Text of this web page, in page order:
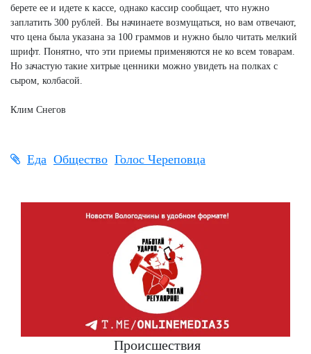
берете ее и идете к кассе, однако кассир сообщает, что нужно
заплатить 300 рублей. Вы начинаете возмущаться, но вам отвечают,
что цена была указана за 100 граммов и нужно было читать мелкий
шрифт. Понятно, что эти приемы применяются не ко всем товарам.
Но зачастую такие хитрые ценники можно увидеть на полках с
сыром, колбасой.
Клим Снегов
Еда Общество Голос Череповца
Происшествия